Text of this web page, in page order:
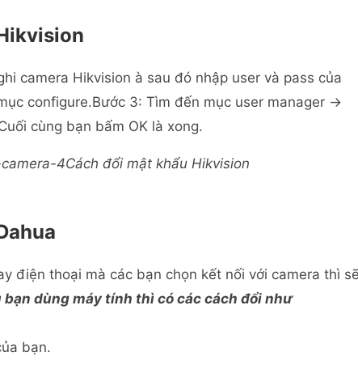
camera Hikvision à sau đó nhập user và pass của
configure.Bước 3: Tìm đến mục user manager ->
cùng bạn bấm OK là xong.
Cách đổi mật khẩu Hikvision
điện thoại mà các bạn chọn kết nối với camera thì
bạn dùng máy tính thì có các cách đổi như
bạn.